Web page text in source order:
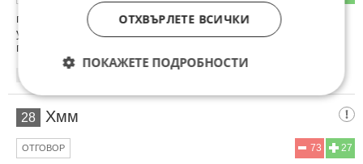
градинско джудже Хаяско провали специалната ВО,
унищожи 2 милиона руски войници и фалира Русия. Сега
проси заеми от господаря си Китай.
28 Хмм
27
73
ОТГОВОР
ОТХВЪРЛЕТЕ ВСИЧКИ
ПОКАЖЕТЕ ПОДРОБНОСТИ